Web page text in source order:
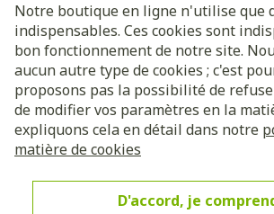
Notre boutique en ligne n'utilise que
indispensables. Ces cookies sont
bon fonctionnement de notre site.
aucun autre type de cookies ; c'est
proposons pas la possibilité de
de modifier vos paramètres en la
expliquons cela en détail dans notre
matière de cookies
D'accord, je
Liens légaux